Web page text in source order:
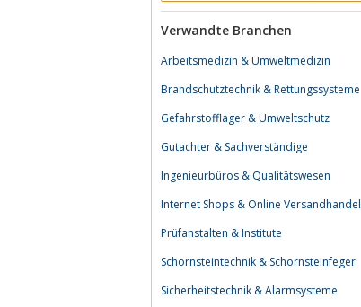
Verwandte Branchen
Arbeitsmedizin & Umweltmedizin
Brandschutztechnik & Rettungssysteme
Gefahrstofflager & Umweltschutz
Gutachter & Sachverständige
Ingenieurbüros & Qualitätswesen
Internet Shops & Online Versandhandel
Prüfanstalten & Institute
Schornsteintechnik & Schornsteinfeger
Sicherheitstechnik & Alarmsysteme